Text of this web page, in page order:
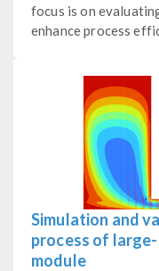
focus is on
enhance process
Simulation and
process of
module